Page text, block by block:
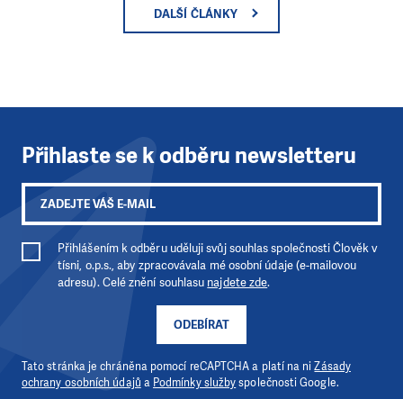
DALŠÍ ČLÁNKY
Přihlaste se k odběru newsletteru
ODEBÍRAT
Přihlášením k odběru uděluji svůj souhlas společnosti Člověk v
tísni, o.p.s., aby zpracovávala mé osobní údaje (e-mailovou
adresu). Celé znění souhlasu najdete zde.
Tato stránka je chráněna pomocí reCAPTCHA a platí na niZásady
ochrany osobních údajů a Podmínky službyspolečnosti Google.